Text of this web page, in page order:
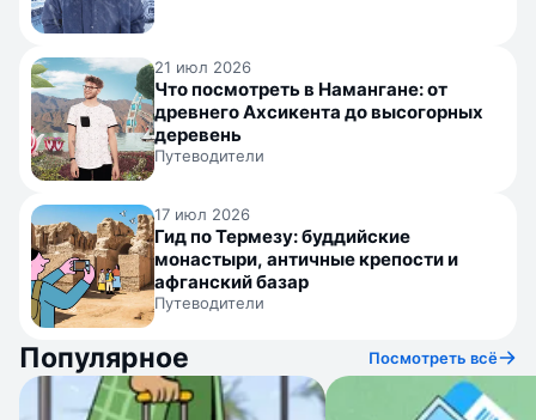
21 июл 2026
Что посмотреть в Намангане: от
древнего Ахсикента до высогорных
деревень
Путеводители
17 июл 2026
Гид по Термезу: буддийские
монастыри, античные крепости и
афганский базар
Путеводители
Популярное Посмотреть всё